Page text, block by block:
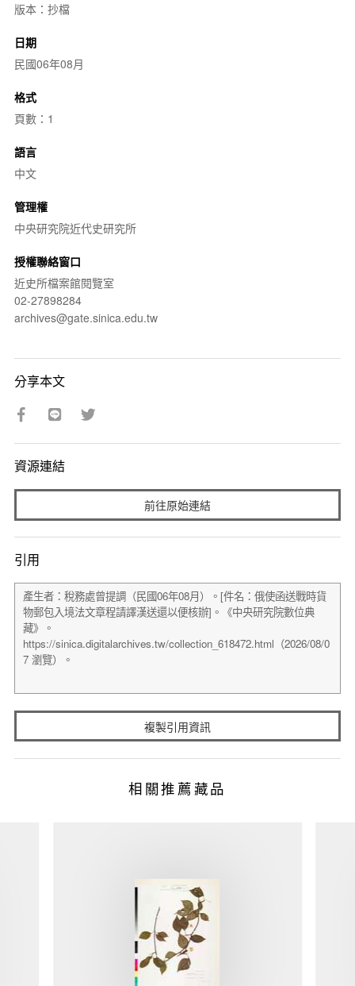
版本：抄檔
日期
民國06年08月
格式
頁數：1
語言
中文
管理權
中央研究院近代史研究所
授權聯絡窗口
近史所檔案館閱覽室
02-27898284
archives@gate.sinica.edu.tw
分享本文
資源連結
前往原始連結
引用
複製引用資訊
相關推薦藏品